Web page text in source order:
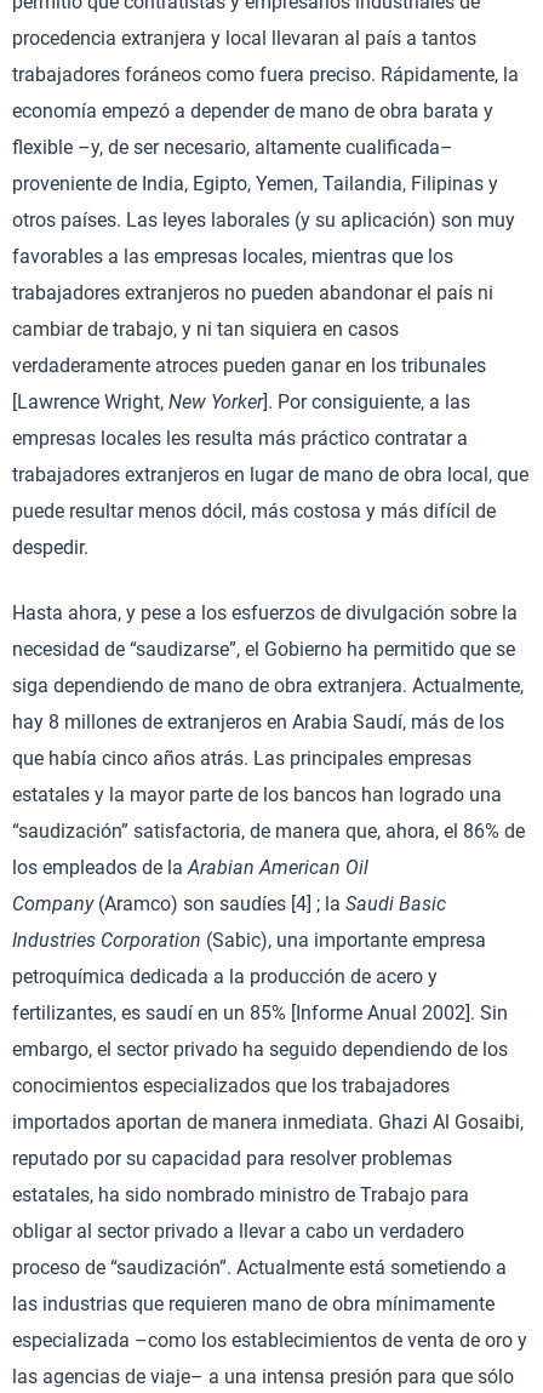
procedencia extranjera y local llevaran al país a tantos
trabajadores foráneos como fuera preciso. Rápidamente, la
economía empezó a depender de mano de obra barata y
flexible –y, de ser necesario, altamente cualificada–
proveniente de India, Egipto, Yemen, Tailandia, Filipinas y
otros países. Las leyes laborales (y su aplicación) son muy
favorables a las empresas locales, mientras que los
trabajadores extranjeros no pueden abandonar el país ni
cambiar de trabajo, y ni tan siquiera en casos
verdaderamente atroces pueden ganar en los tribunales
[Lawrence Wright, New Yorker]. Por consiguiente, a las
empresas locales les resulta más práctico contratar a
trabajadores extranjeros en lugar de mano de obra local, que
puede resultar menos dócil, más costosa y más difícil de
despedir.
Hasta ahora, y pese a los esfuerzos de divulgación sobre la
necesidad de “saudizarse”, el Gobierno ha permitido que se
siga dependiendo de mano de obra extranjera. Actualmente,
hay 8 millones de extranjeros en Arabia Saudí, más de los
que había cinco años atrás. Las principales empresas
estatales y la mayor parte de los bancos han logrado una
“saudización” satisfactoria, de manera que, ahora, el 86% de
los empleados de laArabian American Oil
Company (Aramco) son saudíes [4] ; la Saudi Basic
Industries Corporation (Sabic), una importante empresa
petroquímica dedicada a la producción de acero y
fertilizantes, es saudí en un 85% [Informe Anual 2002]. Sin
embargo, el sector privado ha seguido dependiendo de los
conocimientos especializados que los trabajadores
importados aportan de manera inmediata. Ghazi Al Gosaibi,
reputado por su capacidad para resolver problemas
estatales, ha sido nombrado ministro de Trabajo para
obligar al sector privado a llevar a cabo un verdadero
proceso de “saudización”. Actualmente está sometiendo a
las industrias que requieren mano de obra mínimamente
especializada –como los establecimientos de venta de oro y
las agencias de viaje– a una intensa presión para que sólo